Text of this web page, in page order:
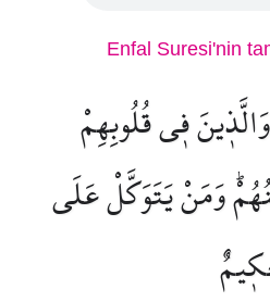
Enfal Suresi'nin
ف۪ي قُلُوبِهِمْ
وَمَنْ يَتَوَكَّلْ عَلَى